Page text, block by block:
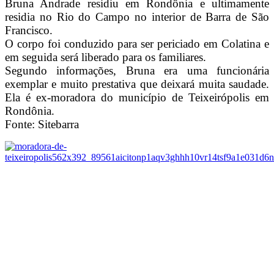
Bruna Andrade residiu em Rondônia e ultimamente
residia no Rio do Campo no interior de Barra de São
Francisco.
O corpo foi conduzido para ser periciado em Colatina e
em seguida será liberado para os familiares.
Segundo informações, Bruna era uma funcionária
exemplar e muito prestativa que deixará muita saudade.
Ela é ex-moradora do município de Teixeirópolis em
Rondônia.
Fonte: Sitebarra